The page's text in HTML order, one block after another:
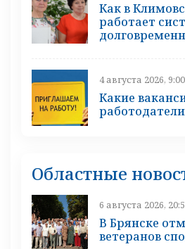
Как в
работает
4 августа 2026, 9:00
Какие
Областные
6 августа 2026,
В Брянске
ветеранов